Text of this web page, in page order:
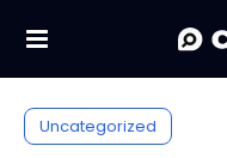
Uncategorized